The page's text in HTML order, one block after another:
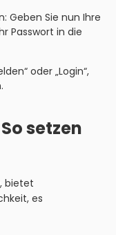
Geben Sie nun Ihre
Passwort in die
oder „Login“,
setzen
bietet
es